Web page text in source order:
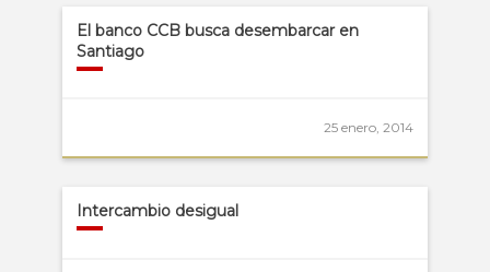
El banco CCB busca desembarcar en
Santiago
25 enero, 2014
Intercambio desigual